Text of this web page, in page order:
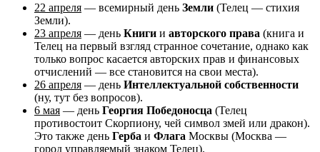
22 апреля — всемирный день Земли (Телец — стихия
Земли).
23 апреля — день Книги и авторского права (книга и
Телец на первый взгляд странное сочетание, однако как
только вопрос касается авторских прав и финансовых
отчислений — все становится на свои места).
26 апреля — день Интеллектуальной собственности
(ну, тут без вопросов).
6 мая — день Георгия Победоносца (Телец
противостоит Скорпиону, чей символ змей или дракон).
Это также день Герба и Флага Москвы (Москва —
город управляемый знаком Телец).